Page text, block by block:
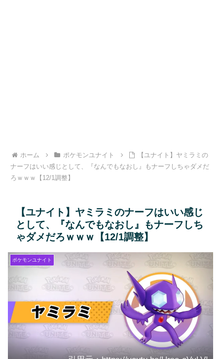
ホーム ポケモンユナイト
【ユナイト】ヤミラミの
ナーフはいい感じとして、『なんでもなおし』もナーフしちゃダメだ
ろｗｗｗ【12/1調整】
【ユナイト】ヤミラミのナーフはいい感じ
として、『なんでもなおし』もナーフしち
ゃダメだろｗｗｗ【12/1調整】
ポケモンユナイト